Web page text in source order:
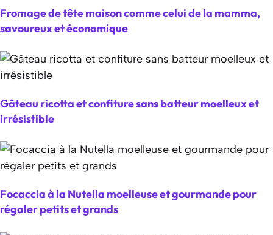
Fromage de tête maison comme celui de la mamma,
savoureux et économique
Gâteau ricotta et confiture sans batteur moelleux et
irrésistible
Focaccia à la Nutella moelleuse et gourmande pour
régaler petits et grands